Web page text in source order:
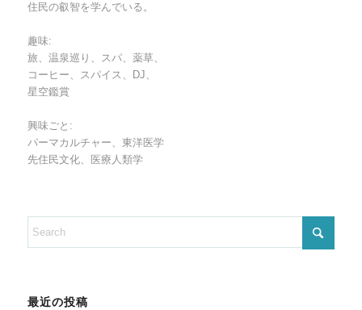
住民の叡智を学んでいる。
趣味:
旅、温泉巡り、スパ、薬草、
コーヒー、スパイス、DJ、
星空鑑賞
興味ごと:
パーマカルチャー、東洋医学
先住民文化、医療人類学
最近の投稿